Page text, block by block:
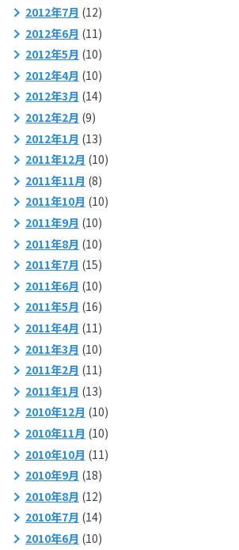
2012年7月 (12)
2012年6月 (11)
2012年5月 (10)
2012年4月 (10)
2012年3月 (14)
2012年2月 (9)
2012年1月 (13)
2011年12月 (10)
2011年11月 (8)
2011年10月 (10)
2011年9月 (10)
2011年8月 (10)
2011年7月 (15)
2011年6月 (10)
2011年5月 (16)
2011年4月 (11)
2011年3月 (10)
2011年2月 (11)
2011年1月 (13)
2010年12月 (10)
2010年11月 (10)
2010年10月 (11)
2010年9月 (18)
2010年8月 (12)
2010年7月 (14)
2010年6月 (10)